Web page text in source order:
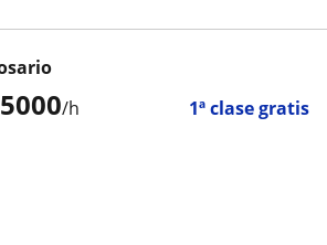
5000/h 1ª clase gratis